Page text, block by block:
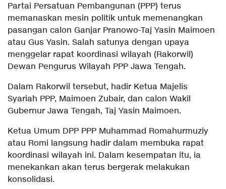
Partai Persatuan Pembangunan (PPP) terus
memanaskan mesin politik untuk memenangkan
pasangan calon Ganjar Pranowo-Taj Yasin Maimoen
atau Gus Yasin. Salah satunya dengan upaya
menggelar rapat koordinasi wilayah (Rakorwil)
Dewan Pengurus Wilayah PPP Jawa Tengah.
Dalam Rakorwil tersebut, hadir Ketua Majelis
Syariah PPP, Maimoen Zubair, dan calon Wakil
Gubernur Jawa Tengah, Taj Yasin Maimoen.
Ketua Umum DPP PPP Muhammad Romahurmuziy
atau Romi langsung hadir dalam membuka rapat
koordinasi wilayah ini. Dalam kesempatan itu, ia
menekankan akan terus bergerak melakukan
konsolidasi.